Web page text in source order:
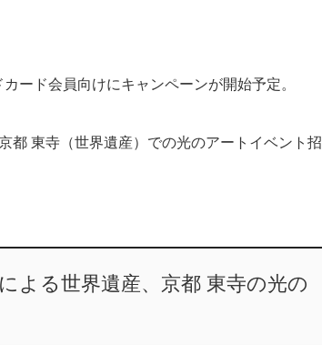
ード会員向けにキャンペーンが開始予定。
都 東寺（世界遺産）での光のアートイベント招
よる世界遺産、京都 東寺の光の